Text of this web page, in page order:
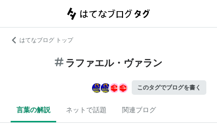
はてなブログ トップ
ラファエル・ヴァラン
このタグでブログを書く
言葉の解説 ネットで話題 関連ブログ